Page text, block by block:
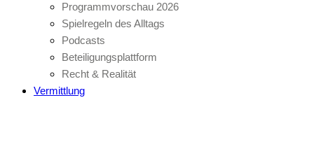
Programmvorschau 2026
Spielregeln des Alltags
Podcasts
Beteiligungsplattform
Recht & Realität
Vermittlung